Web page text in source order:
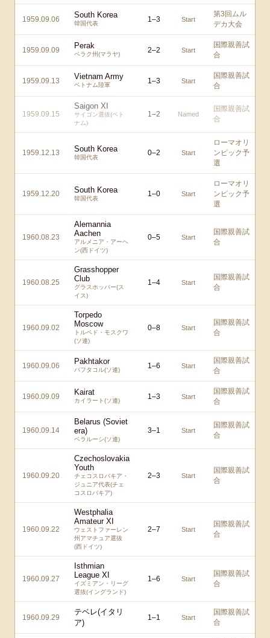
1959.09.06 South Korea
韓国代表 1–3 Start
第3回ムル
デカ大会
1959.09.09 Perak
ペラク州(マラヤ) 2–2 Start
国際親善試
合
1959.09.13 Vietnam Army
ベトナム陸軍 1–3 Start
国際親善試
合
1959.09.15
Saigon XI
サイゴン選抜(ベト
ナム)
1–2 Named
国際親善試
合
1959.12.13 South Korea
韓国代表
0–2 Start
ローマオリ
ンピック予
選
1959.12.20 South Korea
韓国代表
1–0 Start
ローマオリ
ンピック予
選
1960.08.23
Alemannia
Aachen
アルメニア・アーヘ
ン(西ドイツ)
0–5 Start
国際親善試
合
1960.08.25
Grasshopper
Club
グラスホッパー(ス
イス)
1–4 Start
国際親善試
合
1960.09.02
Torpedo
Moscow
トルペド・モスクワ
(ソ連)
0–8 Start
国際親善試
合
1960.09.06 Pakhtakor
パフタコル(ソ連) 1–6 Start
国際親善試
合
1960.09.09 Kairat
カイラート(ソ連) 1–3 Start
国際親善試
合
1960.09.14
Belarus (Soviet
era)
ベラルーシ(ソ連)
3–1 Start
国際親善試
合
1960.09.20
Czechoslovakia
Youth
チェコスロバキア・
ジュニア代表(チェ
コスロバキア)
2–3 Start
国際親善試
合
1960.09.22
Westphalia
Amateur XI
ウェストファーレン
州アマチュア選抜
(西ドイツ)
2–7 Start
国際親善試
合
1960.09.27
Isthmian
League XI
イズミアン・リーグ
選抜(イングランド)
1–6 Start
国際親善試
合
1960.09.29
テベレ(イタリ
ア)
1–1 Start
国際親善試
合